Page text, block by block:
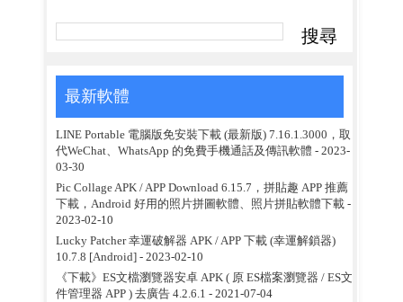
最新軟體
LINE Portable 電腦版免安裝下載 (最新版) 7.16.1.3000，取
代WeChat、WhatsApp 的免費手機通話及傳訊軟體 - 2023-
03-30
Pic Collage APK / APP Download 6.15.7，拼貼趣 APP 推薦
下載，Android 好用的照片拼圖軟體、照片拼貼軟體下載-
2023-02-10
Lucky Patcher 幸運破解器 APK / APP 下載 (幸運解鎖器)
10.7.8 [Android] - 2023-02-10
《下載》ES文檔瀏覽器安卓 APK ( 原 ES檔案瀏覽器 / ES文
件管理器 APP ) 去廣告 4.2.6.1 - 2021-07-04